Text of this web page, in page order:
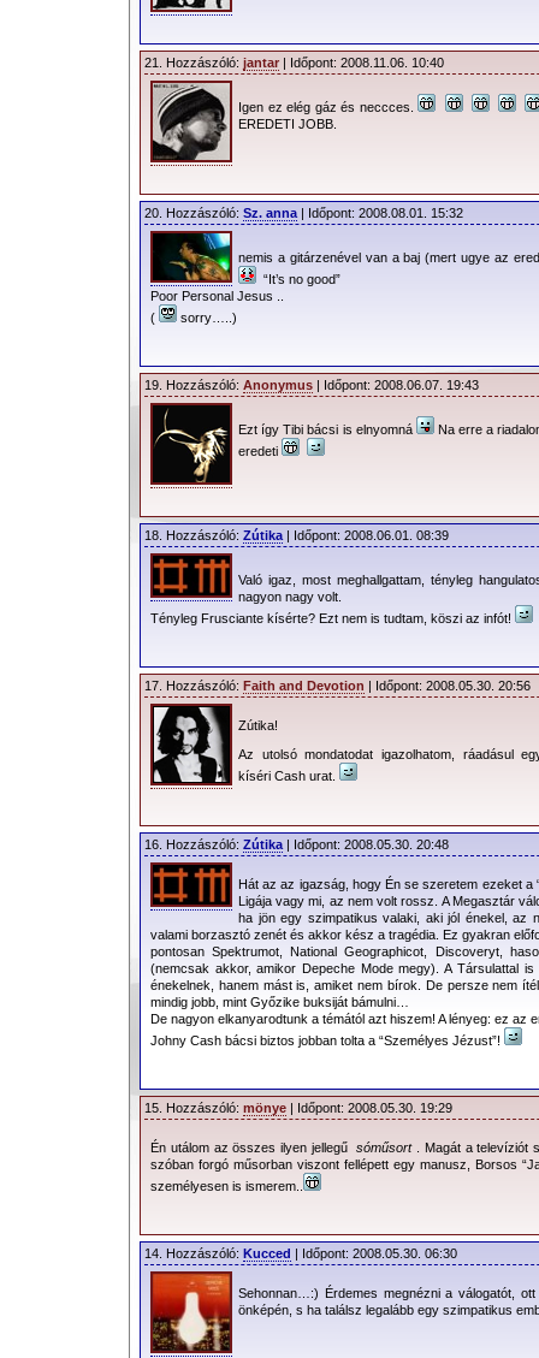
21. Hozzászóló: jantar | Időpont: 2008.11.06. 10:40
Igen ez elég gáz és neccces.
EREDETI JOBB.
20. Hozzászóló: Sz. anna | Időpont: 2008.08.01. 15:32
nemis a gitárzenével van a baj (mert ugye az
“It’s no good”
Poor Personal Jesus ..
(
sorry…..)
19. Hozzászóló: Anonymus | Időpont: 2008.06.07. 19:43
Ezt így Tibi bácsi is elnyomná
Na erre a
eredeti
18. Hozzászóló: Zútika | Időpont: 2008.06.01. 08:39
Való igaz, most meghallgattam, tényleg
nagyon nagy volt.
Tényleg Frusciante kísérte? Ezt nem is tudtam, köszi az infót!
17. Hozzászóló: Faith and Devotion | Időpont: 2008.05.30. 20:56
Zútika!
Az utolsó mondatodat igazolhatom, ráadásul
kíséri Cash urat.
16. Hozzászóló: Zútika | Időpont: 2008.05.30. 20:48
Hát az az igazság, hogy Én se szeretem ezeket a
Ligája vagy mi, az nem volt rossz. A Megasztár
ha jön egy szimpatikus valaki, aki jól énekel, az
valami borzasztó zenét és akkor kész a tragédia. Ez gyakran
pontosan Spektrumot, National Geographicot, Discoveryt,
(nemcsak akkor, amikor Depeche Mode megy). A Társulattal
énekelnek, hanem mást is, amiket nem bírok. De persze nem
mindig jobb, mint Győzike buksiját bámulni…
De nagyon elkanyarodtunk a témától azt hiszem! A lényeg: ez az
Johny Cash bácsi biztos jobban tolta a “Személyes Jézust”!
15. Hozzászóló: mönye | Időpont: 2008.05.30. 19:29
Én utálom az összes ilyen jellegűsóműsort. Magát a televíziót
szóban forgó műsorban viszont fellépett egy manusz, Borsos
személyesen is ismerem..
14. Hozzászóló: Kucced | Időpont: 2008.05.30. 06:30
Sehonnan…:) Érdemes megnézni a válogatót,
önképén, s ha találsz legalább egy szimpatikus